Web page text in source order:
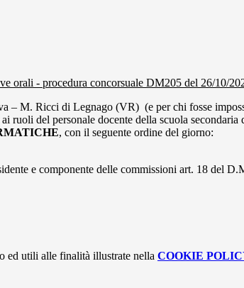
orali - procedura concorsuale DM205 del 26/10/
– M. Ricci di Legnago (VR) (e per chi fosse
ruoli del personale docente della scuola
, con il seguente ordine del giorno:
e componente delle commissioni art. 18 del
ed utili alle finalità illustrate nella COOKIE